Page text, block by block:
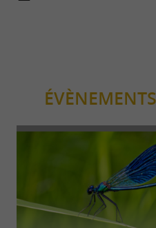
ÉVÈNEMENTS